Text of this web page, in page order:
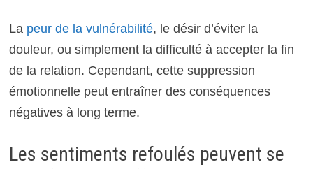
La peur de la vulnérabilité, le désir d’éviter la
douleur, ou simplement la difficulté à accepter la fin
de la relation. Cependant, cette suppression
émotionnelle peut entraîner des conséquences
négatives à long terme.
Les sentiments refoulés peuvent se